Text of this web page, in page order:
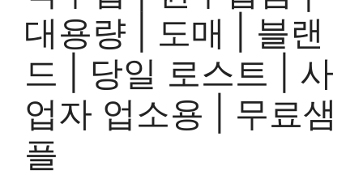
대용량 | 도매 | 블랜
드 | 당일 로스트 | 사
업자 업소용 | 무료샘
플